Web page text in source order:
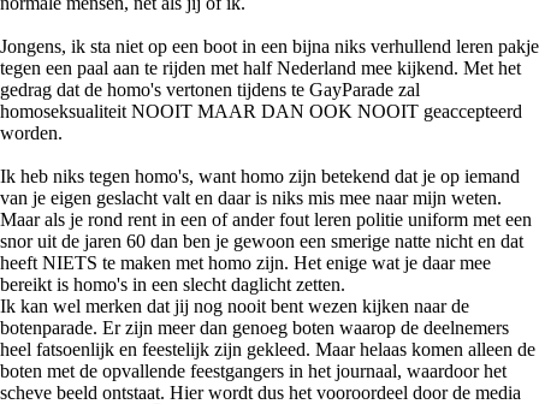
Jongens, ik sta niet op een boot in een bijna niks verhullend leren pakje
tegen een paal aan te rijden met half Nederland mee kijkend. Met het
gedrag dat de homo's vertonen tijdens te GayParade zal
homoseksualiteit NOOIT MAAR DAN OOK NOOIT geaccepteerd
worden.
Ik heb niks tegen homo's, want homo zijn betekend dat je op iemand
van je eigen geslacht valt en daar is niks mis mee naar mijn weten.
Maar als je rond rent in een of ander fout leren politie uniform met een
snor uit de jaren 60 dan ben je gewoon een smerige natte nicht en dat
heeft NIETS te maken met homo zijn. Het enige wat je daar mee
bereikt is homo's in een slecht daglicht zetten.
Ik kan wel merken dat jij nog nooit bent wezen kijken naar de
botenparade. Er zijn meer dan genoeg boten waarop de deelnemers
heel fatsoenlijk en feestelijk zijn gekleed. Maar helaas komen alleen de
boten met de opvallende feestgangers in het journaal, waardoor het
scheve beeld ontstaat. Hier wordt dus het vooroordeel door de media